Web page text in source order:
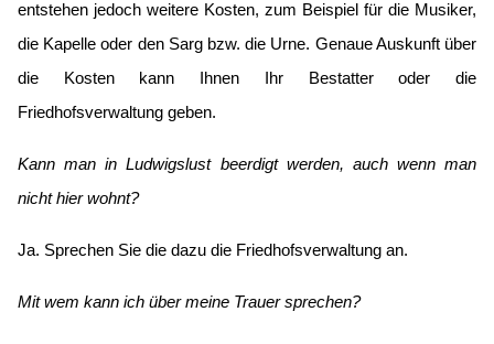
entstehen jedoch weitere Kosten, zum Beispiel für die Musiker,
die Kapelle oder den Sarg bzw. die Urne. Genaue Auskunft über
die Kosten kann Ihnen Ihr Bestatter oder die
Friedhofsverwaltung geben.
Kann man in Ludwigslust beerdigt werden, auch wenn man
nicht hier wohnt?
Ja. Sprechen Sie die dazu die Friedhofsverwaltung an.
Mit wem kann ich über meine Trauer sprechen?